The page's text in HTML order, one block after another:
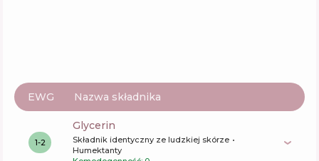
EWG Nazwa składnika
1-2
glycerin
Składnik identyczny ze ludzkiej skórze
Humektanty